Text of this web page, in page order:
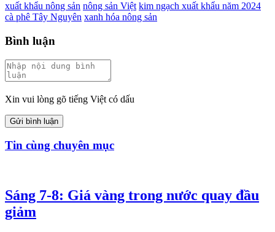
xuất khẩu nông sản nông sản Việt kim ngạch xuất khẩu năm 2024
cà phê Tây Nguyên xanh hóa nông sản
Bình luận
Xin vui lòng gõ tiếng Việt có dấu
Gửi bình luận
Tin cùng chuyên mục
Sáng 7-8: Giá vàng trong nước quay đầu
giảm